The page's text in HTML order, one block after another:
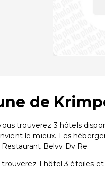
de
trouverez 3 hôtels
le mieux. Les
Belvv Dv Re.
1 hôtel 3 étoiles